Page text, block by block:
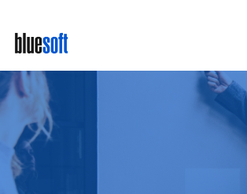
main
content